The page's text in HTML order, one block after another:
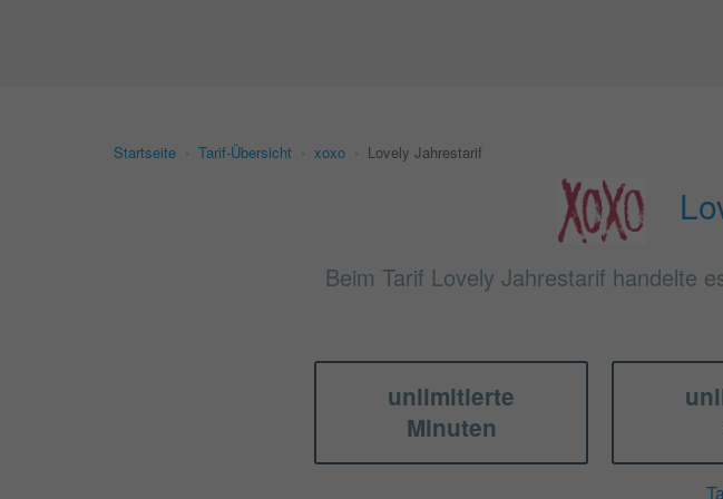
Startseite Tarif-Übersicht xoxo Lovely Jahrestarif
Beim Tarif Lovely Jahrestarif handelte
unlimitierte
Minuten